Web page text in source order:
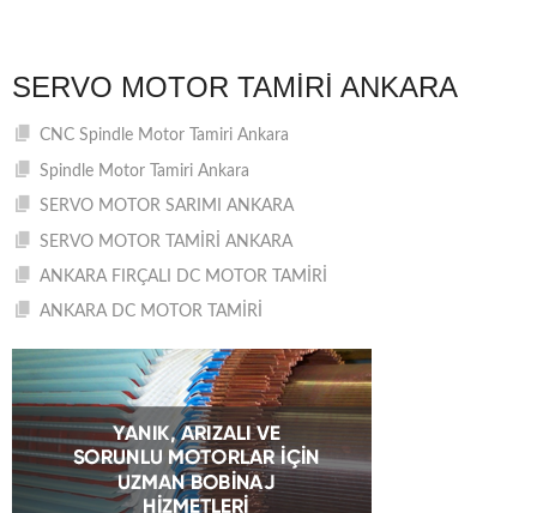
SERVO MOTOR TAMIRI ANKARA
CNC Spindle Motor Tamiri Ankara
Spindle Motor Tamiri Ankara
SERVO MOTOR SARIMI ANKARA
SERVO MOTOR TAMİRİ ANKARA
ANKARA FIRÇALI DC MOTOR TAMİRİ
ANKARA DC MOTOR TAMİRİ